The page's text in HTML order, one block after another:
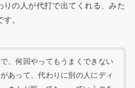
りの人が代打で出てくれる、みた
。
、何回やってもうまくできない
あって、代わりに別の人にディ